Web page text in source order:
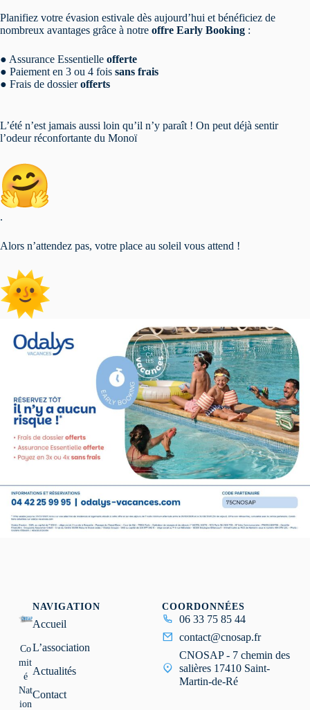
Planifiez votre évasion estivale dès aujourd’hui et bénéficiez de
nombreux avantages grâce à notre offre Early Booking :
● Assurance Essentielle offerte
● Paiement en 3 ou 4 fois sans frais
● Frais de dossierofferts
L’été n’est jamais aussi loin qu’il n’y paraît ! On peut déjà sentir
l’odeur réconfortante du Monoï
.
Alors n’attendez pas, votre place au soleil vous attend !
Co
mit
é
Nat
ion
NAVIGATION
Accueil
L’association
Actualités
Contact
COORDONNÉES
06 33 75 85 44
contact@cnosap.fr
CNOSAP - 7 chemin des
salières 17410 Saint-
Martin-de-Ré